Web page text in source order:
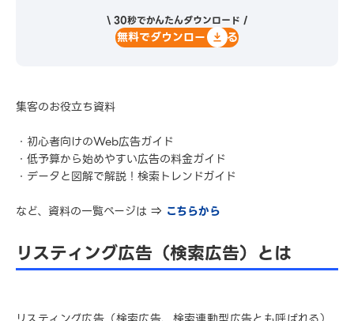
\ 30秒でかんたんダウンロード /
無料でダウンロードする
集客のお役立ち資料
・初心者向けのWeb広告ガイド
・低予算から始めやすい広告の料金ガイド
・データと図解で解説！検索トレンドガイド
など、資料の一覧ページは ⇒ こちらから
リスティング広告（検索広告）とは